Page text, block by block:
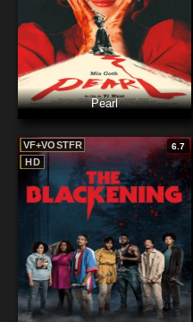
Pearl
HD
VF+VOSTFR 6.7